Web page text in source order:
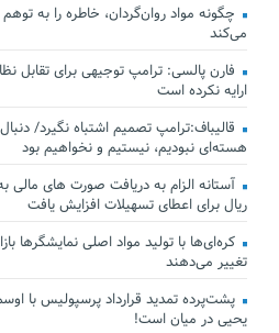
چگونه مواد روان‌گردان، خاطره را به
می‌کند
فارن پالسی: ترامپ توجیهی برای تقابل
ارایه نکرده است
قالیباف:ترامپ تصمیم اشتباه نگیرد/
هسته‌ای نبودیم، نیستیم و نخواهیم بود
ریال برای اعطای تسهیلات افزایش یافت
کره‌ای‌ها با تولید مواد اصلی نمایشگرها
تغییر می‌دهند
پشت‌پرده تمدید قرارداد پرسپولیس با
یحیی در میان است!